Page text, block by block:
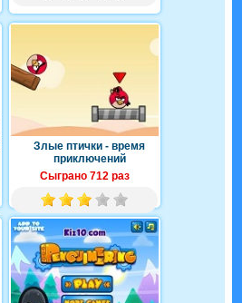
Злые птички - время
приключений
Сыграно 712 раз